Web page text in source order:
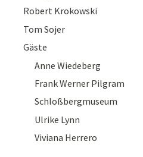
Robert Krokowski
Tom Sojer
Gäste
Anne Wiedeberg
Frank Werner Pilgram
Schloßbergmuseum
Ulrike Lynn
Viviana Herrero